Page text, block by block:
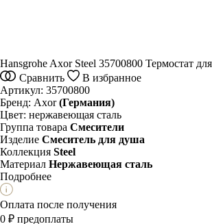
Hansgrohe Axor Steel 35700800 Термостат
Сравнить
В избранное
Артикул: 35700800
Бренд: Axor (Германия)
Цвет: нержавеющая сталь
Группа товара Смесители
Изделие Смеситель для душа
Коллекция Steel
Материал Нержавеющая сталь
Подробнее
Оплата после получения
0 ₽ предоплаты